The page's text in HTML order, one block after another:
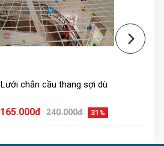
Lưới chắn cầu thang sợi dù
165.000đ 240.000đ 31%